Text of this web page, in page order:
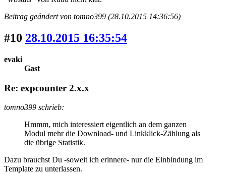
Beitrag geändert von tomno399 (28.10.2015 14:36:56)
#10 28.10.2015 16:35:54
evaki
Gast
Re: expcounter 2.x.x
tomno399 schrieb:
Hmmm, mich interessiert eigentlich an dem ganzen
Modul mehr die Download- und Linkklick-Zählung als
die übrige Statistik.
Dazu brauchst Du -soweit ich erinnere- nur die Einbindung im
Template zu unterlassen.